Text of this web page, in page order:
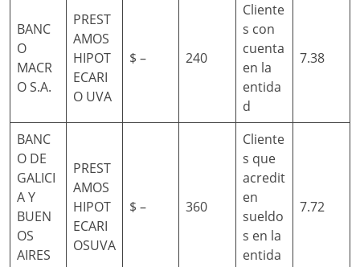
BANC
O
MACR
O S.A.
PREST
AMOS
HIPOT
ECARI
O UVA
$ – 240
Cliente
s con
cuenta
en la
entida
d
7.38
BANC
O DE
GALICI
A Y
BUEN
OS
AIRES
PREST
AMOS
HIPOT
ECARI
OSUVA
$ – 360
Cliente
s que
acredit
en
sueldo
s en la
entida
7.72